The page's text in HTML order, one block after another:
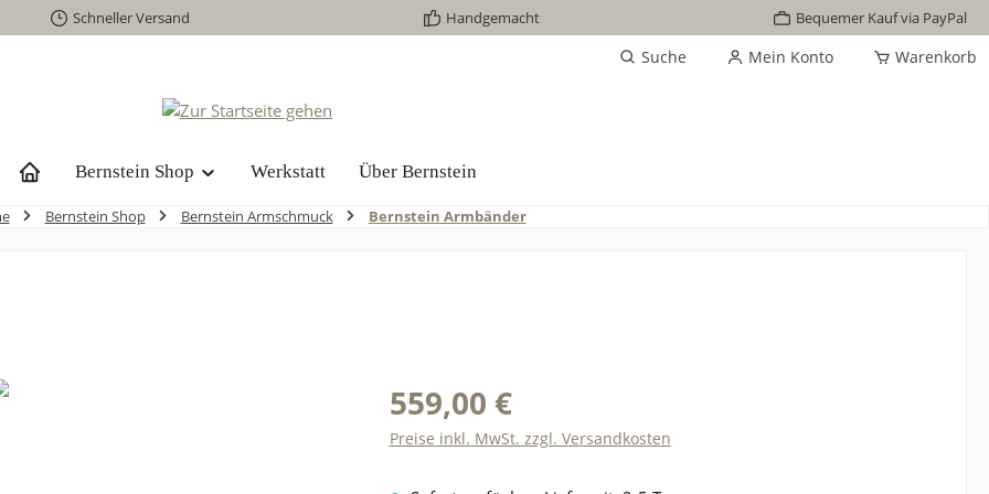
Schneller Versand Handgemacht Bequemer Kauf via PayPal
Suche Mein Konto Warenkorb
Bernstein Shop Werkstatt Über Bernstein
Bernstein Shop Bernstein Armschmuck Bernstein Armbänder
559,00 €
Preise inkl. MwSt. zzgl. Versandkosten